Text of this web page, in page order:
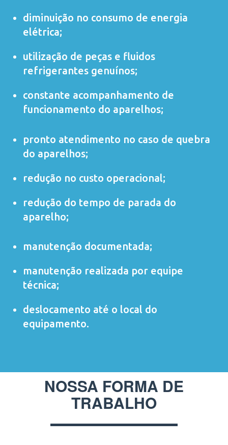
diminuição no consumo de energia
elétrica;
utilização de peças e fluidos
refrigerantes genuínos;
constante acompanhamento de
funcionamento do aparelhos;
pronto atendimento no caso de quebra
do aparelhos;
redução no custo operacional;
redução do tempo de parada do
aparelho;
manutenção documentada;
manutenção realizada por equipe
técnica;
deslocamento até o local do
equipamento.
NOSSA FORMA DE
TRABALHO